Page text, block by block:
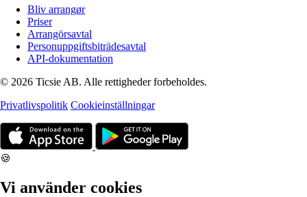
Bliv arrangør
Priser
Arrangörsavtal
Personuppgiftsbiträdesavtal
API-dokumentation
© 2026 Ticsie AB. Alle rettigheder forbeholdes.
Privatlivspolitik Cookieinställningar
🍪
Vi använder cookies